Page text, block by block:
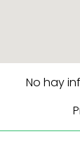
No hay